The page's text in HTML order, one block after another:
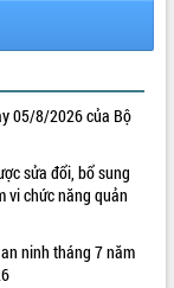
05/8/2026 của Bộ
sửa đổi, bổ sung
vi chức năng quản
ninh tháng 7 năm